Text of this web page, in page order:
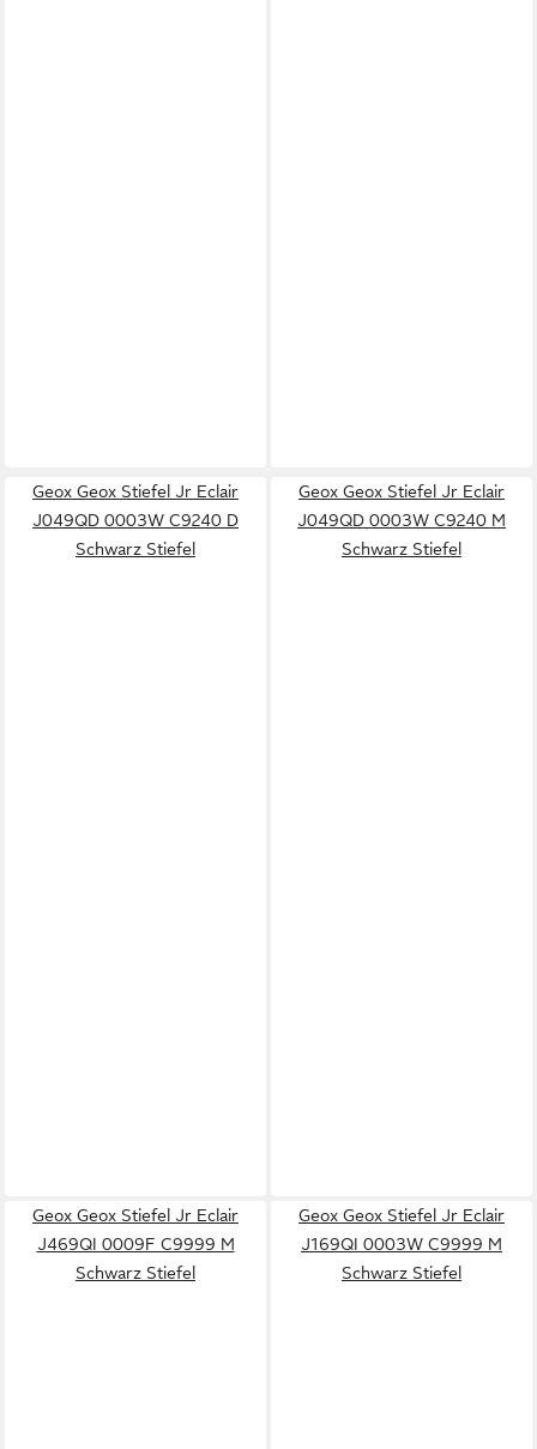
Geox Geox Stiefel Jr Eclair
J049QD 0003W C9240 D
Schwarz Stiefel
Geox Geox Stiefel Jr Eclair
J049QD 0003W C9240 M
Schwarz Stiefel
Geox Geox Stiefel Jr Eclair
J469QI 0009F C9999 M
Schwarz Stiefel
Geox Geox Stiefel Jr Eclair
J169QI 0003W C9999 M
Schwarz Stiefel